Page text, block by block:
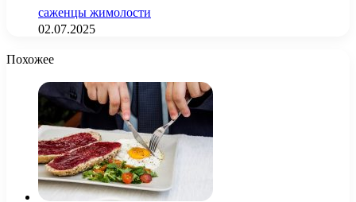
саженцы жимолости
02.07.2025
Похожее